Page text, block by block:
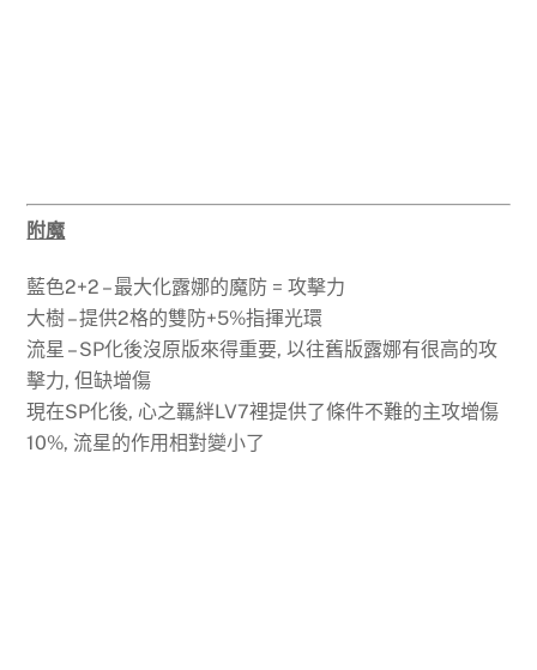
附魔
藍色2+2 – 最大化露娜的魔防 = 攻擊力
大樹 – 提供2格的雙防+5%指揮光環
流星 – SP化後沒原版來得重要, 以往舊版露娜有很高的攻
擊力, 但缺增傷
現在SP化後, 心之羈絆LV7裡提供了條件不難的主攻增傷
10%, 流星的作用相對變小了